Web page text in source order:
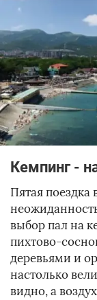
Кемпинг -
Пятая поездка
выбор пал на
пихтово-
деревьями и
настолько
видно, а